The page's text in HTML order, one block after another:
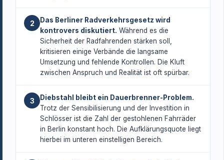
2
Das Berliner Radverkehrsgesetz wird
kontrovers diskutiert. Während es die
Sicherheit der Radfahrenden stärken soll,
kritisieren einige Verbände die langsame
Umsetzung und fehlende Kontrollen. Die Kluft
zwischen Anspruch und Realität ist oft spürbar.
3
Diebstahl bleibt ein Dauerbrenner-Problem.
Trotz der Sensibilisierung und der Investition in
Schlösser ist die Zahl der gestohlenen Fahrräder
in Berlin konstant hoch. Die Aufklärungsquote liegt
hierbei im unteren einstelligen Bereich.